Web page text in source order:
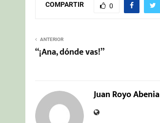
COMPARTIR 0
ANTERIOR
“¡Ana, dónde vas!”
Juan Royo Abenia